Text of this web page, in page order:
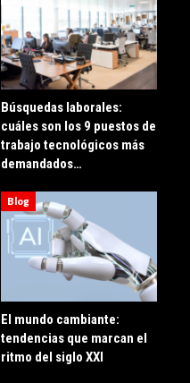
Búsquedas laborales:
cuáles son los 9 puestos de
trabajo tecnológicos más
demandados…
Blog
El mundo cambiante:
tendencias que marcan el
ritmo del siglo XXI